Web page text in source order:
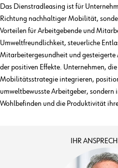
Das Dienstradleasing ist für
Richtung nachhaltiger Mobilität,
Vorteilen für Arbeitgebende und
Umweltfreundlichkeit, steuerliche
Mitarbeitergesundheit und
der positiven Effekte. Unternehmen,
Mobilitätsstrategie integrieren,
umweltbewusste Arbeitgeber, sondern
Wohlbefinden und die Produktivität
IHR